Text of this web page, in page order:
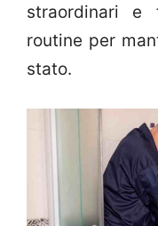
straordinari e
routine per
stato.